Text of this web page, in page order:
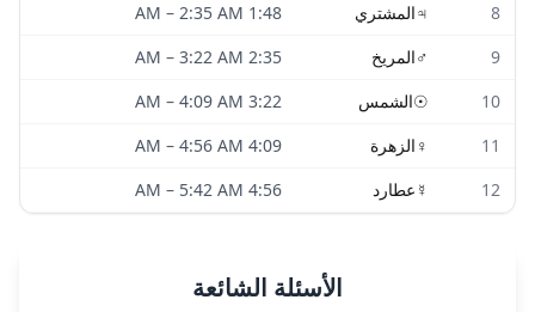
8
♃المشتري 1:48 AM
– 2:35 AM
9
♂المريخ 2:35 AM
– 3:22 AM
10
☉الشمس 3:22 AM
– 4:09 AM
11
♀ الزهرة 4:09 AM
– 4:56 AM
12
☿ عطارد 4:56 AM
– 5:42 AM
الأسئلة الشائعة